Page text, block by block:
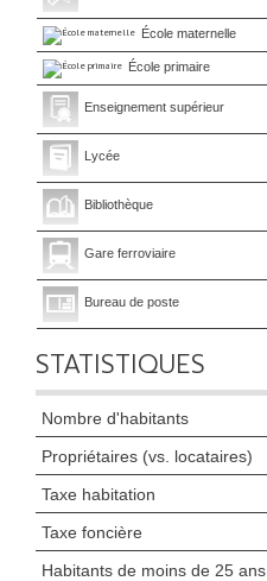
École maternelle
École primaire
Enseignement supérieur
Lycée
Bibliothèque
Gare ferroviaire
Bureau de poste
STATISTIQUES
Nombre d'habitants
Propriétaires (vs. locataires)
Taxe habitation
Taxe foncière
Habitants de moins de 25 ans